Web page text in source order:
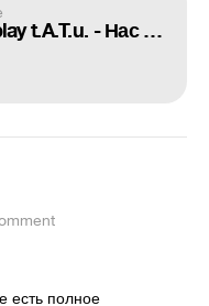
If Periphery play t.A.T.u. - Нас не догонят | anime metal cover remix
есть полное